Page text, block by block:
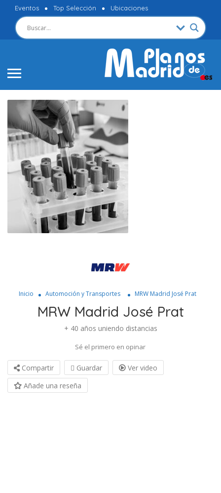
Eventos Top Selección Ubicaciones
Inicio Automoción y Transportes MRW Madrid José Prat
MRW Madrid José Prat
+ 40 años uniendo distancias
Sé el primero en opinar
Compartir Guardar
Ver video
Añade una reseña